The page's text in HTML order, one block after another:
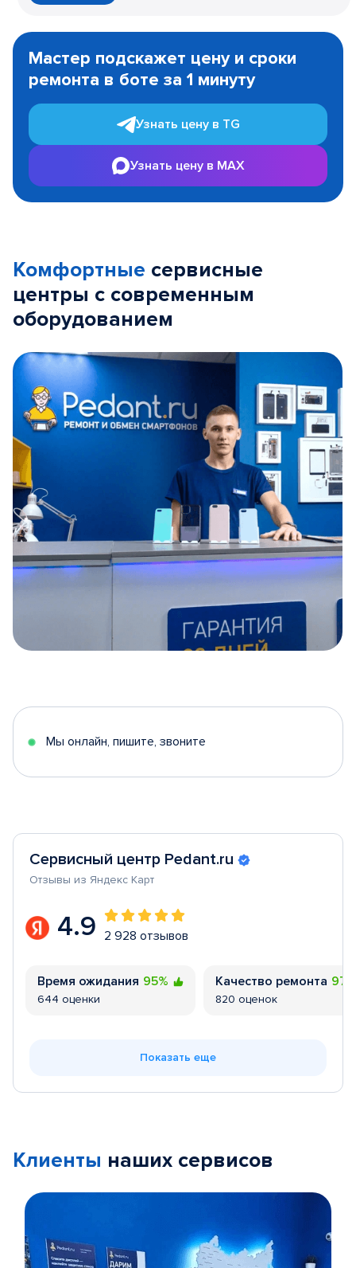
1
Мастер подскажет цену и сроки
ремонта в боте за 1 минуту
Узнать цену в TG
Узнать цену в MAX
Комфортные сервисные
центры с современным
оборудованием
5
Мы онлайн, пишите, звоните
Сервисный центр Pedant.ru
Отзывы из Яндекс Карт
4.9 2 928 отзывов
Время ожидания 95%
644 оценки
Качество ремонта
820 оценок
Показать еще
Клиенты наших сервисов